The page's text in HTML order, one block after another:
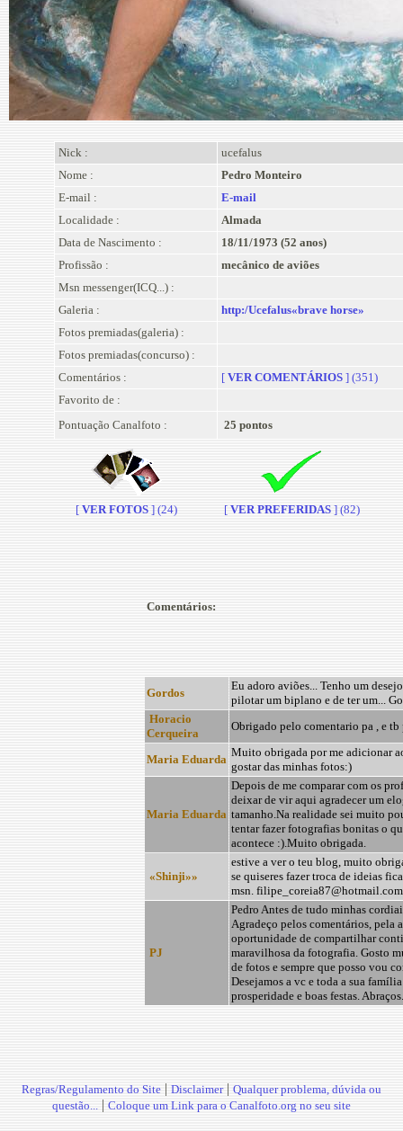
Nick :
ucefalus
Nome :
Pedro Monteiro
E-mail :
E-mail
Localidade :
Almada
Data de Nascimento :
18/11/1973 (52 anos)
Profissão :
mecânico de aviões
Msn messenger(ICQ...) :
Galeria :
http:/Ucefalus«brave horse»
Fotos premiadas(galeria) :
Fotos premiadas(concurso) :
Comentários :
[ VER COMENTÁRIOS ] (351)
Favorito de :
Pontuação Canalfoto :
25 pontos
[VER FOTOS ] (24) [VER PREFERIDAS ] (82)
Comentários:
Gordos
Eu adoro aviões... Tenho um
pilotar um biplano e de ter um...
Horacio
Cerqueira
Obrigado pelo comentario pa , e
Maria Eduarda
Muito obrigada por me adicionar
gostar das minhas fotos:)
Maria Eduarda
Depois de me comparar com os
deixar de vir aqui agradecer um
tamanho.Na realidade sei muito
tentar fazer fotografias bonitas o
acontece :).Muito obrigada.
«Shinji»»
estive a ver o teu blog, muito
se quiseres fazer troca de ideias
msn. filipe_coreia87@hotmail.com
PJ
Pedro Antes de tudo minhas
Agradeço pelos comentários, pela
oportunidade de compartilhar
maravilhosa da fotografia. Gosto
de fotos e sempre que posso vou
Desejamos a vc e toda a sua
prosperidade e boas festas.
Regras/Regulamento do Site | Disclaimer| Qualquer problema, dúvida ou
questão... | Coloque um Link para o Canalfoto.org no seu site